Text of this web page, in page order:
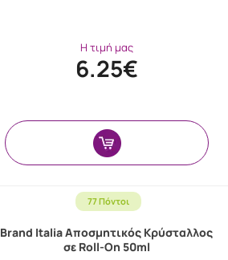
Η τιμή μας
6.25€
77 Πόντοι
Brand Italia Αποσμητικός Κρύσταλλος
σε Roll-On 50ml